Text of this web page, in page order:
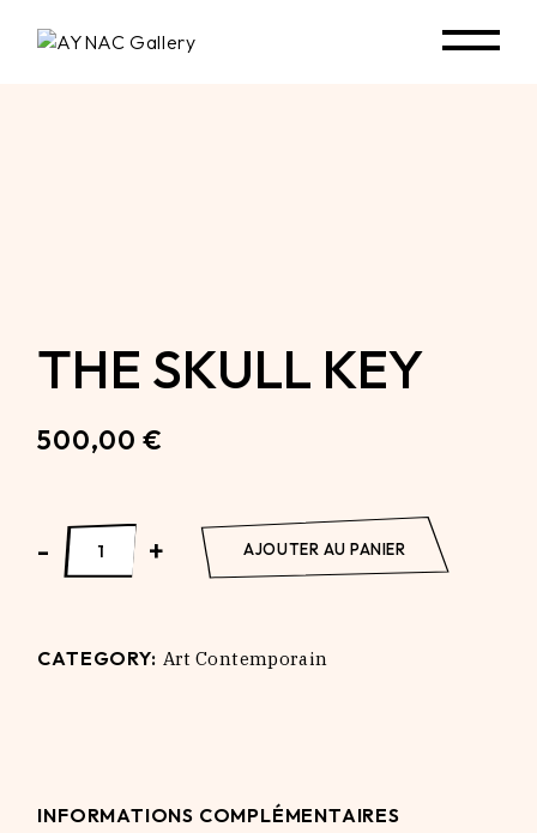
THE SKULL KEY
500,00 €
The Skull Key quantity
- + AJOUTER AU PANIER
CATEGORY: Art Contemporain
INFORMATIONS COMPLÉMENTAIRES